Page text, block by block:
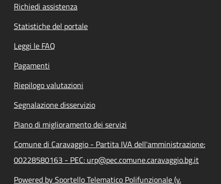
Richiedi assistenza
Statistiche del portale
Leggi le FAQ
Pagamenti
Riepilogo valutazioni
Segnalazione disservizio
Piano di miglioramento dei servizi
Comune di Caravaggio - Partita IVA dell'amministrazione:
00228580163 - PEC: urp@pec.comune.caravaggio.bg.it
Powered by Sportello Telematico Polifunzionale (v.